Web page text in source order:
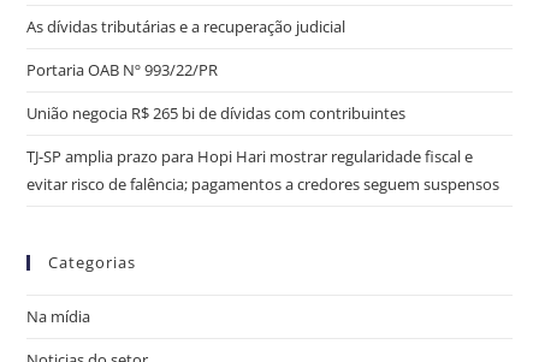
As dívidas tributárias e a recuperação judicial
Portaria OAB Nº 993/22/PR
União negocia R$ 265 bi de dívidas com contribuintes
TJ-SP amplia prazo para Hopi Hari mostrar regularidade fiscal e
evitar risco de falência; pagamentos a credores seguem suspensos
Categorias
Na mídia